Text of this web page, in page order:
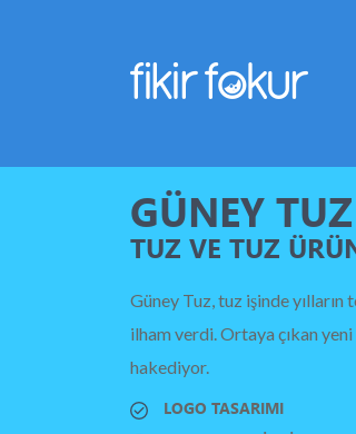
GÜNEY TUZ
TUZ VE TUZ
Güney Tuz, tuz işinde
ilham verdi. Ortaya çıkan
hakediyor.
LOGO TASARIMI